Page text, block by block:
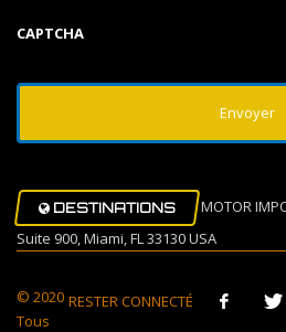
CAPTCHA
DESTINATIONS
MOTOR
Suite 900, Miami, FL 33130 USA
RESTER CONNECTÉ
© 2020
Tous